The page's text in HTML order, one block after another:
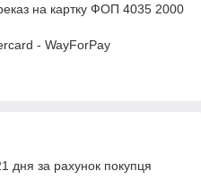
на картку ФОП 4035 2000
- WayForPay
дня за рахунок покупця